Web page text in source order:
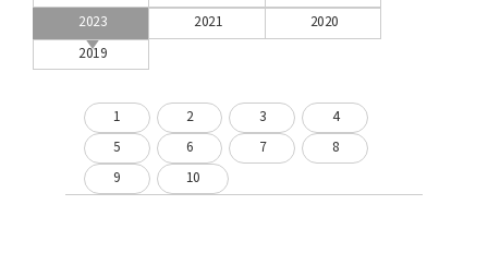
2023 2021 2020
2019
1 2 3 4
5 6 7 8
9 10